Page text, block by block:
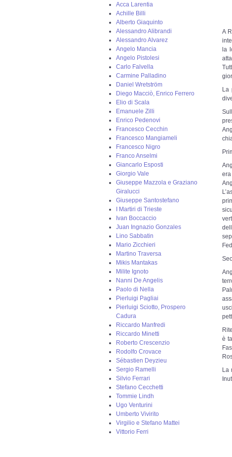
Acca Larentia
Achille Billi
Alberto Giaquinto
Alessandro Alibrandi
Alessandro Alvarez
Angelo Mancia
Angelo Pistolesi
Carlo Falvella
Carmine Palladino
Daniel Wretström
Diego Macciò, Enrico Ferrero
Elio di Scala
Emanuele Zilli
Enrico Pedenovi
Francesco Cecchin
Francesco Mangiameli
Francesco Nigro
Franco Anselmi
Giancarlo Esposti
Giorgio Vale
Giuseppe Mazzola e Graziano
Giralucci
Giuseppe Santostefano
I Martiri di Trieste
Ivan Boccaccio
Juan Ingnazio Gonzales
Lino Sabbatin
Mario Zicchieri
Martino Traversa
Mikis Mantakas
Milite Ignoto
Nanni De Angelis
Paolo di Nella
Pierluigi Pagliai
Pierluigi Sciotto, Prospero
Cadura
Riccardo Manfredi
Riccardo Minetti
Roberto Crescenzio
Rodolfo Crovace
Sébastien Deyzieu
Sergio Ramelli
Silvio Ferrari
Stefano Cecchetti
Tommie Lindh
Ugo Venturini
Umberto Vivirito
Virgilio e Stefano Mattei
Vittorio Ferri
A
la
La
è
La